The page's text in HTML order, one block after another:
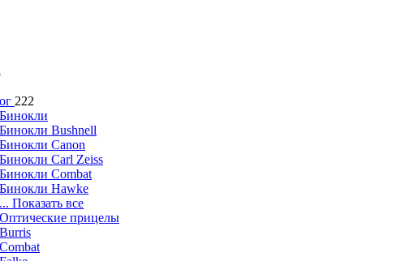
222
Бинокли
Бинокли Bushnell
Бинокли Canon
Бинокли Carl Zeiss
Бинокли Combat
Бинокли Hawke
... Показать все
Оптические прицелы
Burris
Combat